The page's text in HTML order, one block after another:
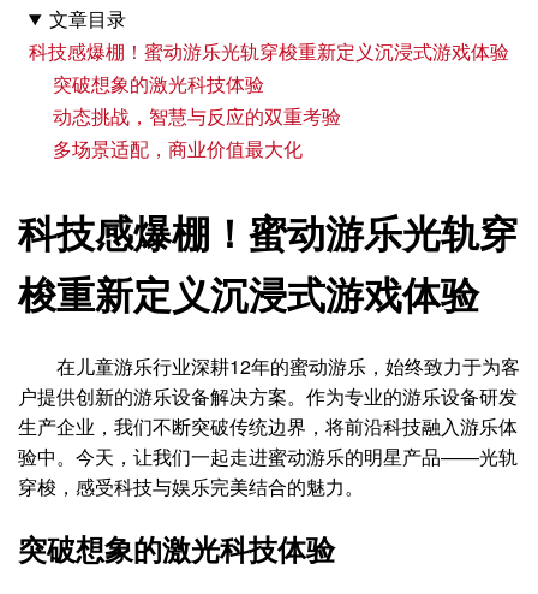
文章目录
科技感爆棚！蜜动游乐光轨穿梭重新定义沉浸式游戏体验
突破想象的激光科技体验
动态挑战，智慧与反应的双重考验
多场景适配，商业价值最大化
科技感爆棚！蜜动游乐光轨穿
梭重新定义沉浸式游戏体验
在儿童游乐行业深耕12年的蜜动游乐，始终致力于为客
户提供创新的游乐设备解决方案。作为专业的游乐设备研发
生产企业，我们不断突破传统边界，将前沿科技融入游乐体
验中。今天，让我们一起走进蜜动游乐的明星产品——光轨
穿梭，感受科技与娱乐完美结合的魅力。
突破想象的激光科技体验